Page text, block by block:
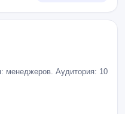
менеджеров. Аудитория: 10